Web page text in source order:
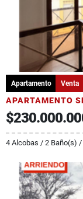
Apartamento Venta
APARTAMENTO
4 Alcobas / 2 Baño(s) /